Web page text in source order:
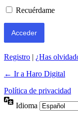
Recuérdame
Registro | ¿Has
← Ir a Haro Digital
Política de privacidad
Idioma